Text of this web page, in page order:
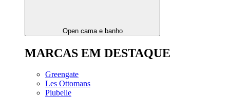
Open cama e banho
MARCAS EM DESTAQUE
Greengate
Les Ottomans
Piubelle